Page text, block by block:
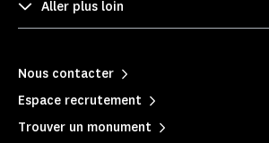
Aller plus loin
Nous contacter
Espace recrutement
Trouver un monument